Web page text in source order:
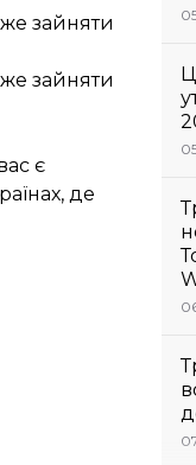
зайняти
зайняти
є
де